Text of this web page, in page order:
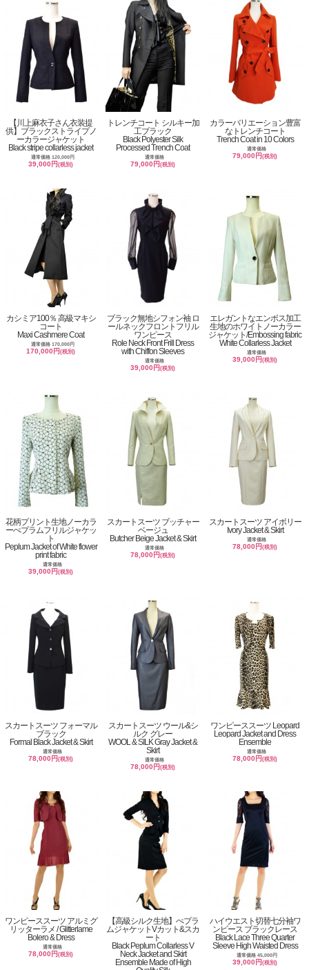
【川上麻衣子さん衣装提
供】ブラックストライプノ
ーカラージャケット
Black stripe collarless jacket
通常価格 120,000円
39,000円(税別)
トレンチコート シルキー加
工ブラック
Black Polyester Silk
Processed Trench Coat
通常価格
79,000円(税別)
カラーバリエーション豊富
なトレンチコート
Trench Coat in 10 Colors
通常価格
79,000円(税別)
カシミア100％ 高級マキシ
コート
Maxi Cashmere Coat
通常価格 170,000円
170,000円(税別)
ブラック無地シフォン袖 ロ
ールネックフロントフリル
ワンピース
Role Neck Front Frill Dress
with Chiffon Sleeves
通常価格
39,000円(税別)
エレガントなエンボス加工
生地のホワイトノーカラー
ジャケット/Embossing fabric
White Collarless Jacket
通常価格
39,000円(税別)
花柄プリント生地ノーカラ
ーぺプラムフリルジャケッ
ト
Peplum Jacket of White flower
print fabric
通常価格
39,000円(税別)
スカートスーツ ブッチャー
ベージュ
Butcher Beige Jacket & Skirt
通常価格
78,000円(税別)
スカートスーツ アイボリー
Ivory Jacket & Skirt
通常価格
78,000円(税別)
スカートスーツ フォーマル
ブラック
Formal Black Jacket & Skirt
通常価格
78,000円(税別)
スカートスーツ ウール&シ
ルク グレー
WOOL & SILK Gray Jacket &
Skirt
通常価格
78,000円(税別)
ワンピーススーツ Leopard
Leopard Jacket and Dress
Ensemble
通常価格
78,000円(税別)
ワンピーススーツ アルミグ
リッターラメ / Glitterlame
Bolero & Dress
通常価格
78,000円(税別)
【高級シルク生地】ぺプラ
ムジャケットVカット&スカ
ート
Black Peplum Collarless V
Neck Jacket and Skirt
Ensemble Made of High
ハイウエスト切替七分袖ワ
ンピース ブラックレース
Black Lace Three Quarter
Sleeve High Waisted Dress
通常価格 45,000円
39,000円(税別)